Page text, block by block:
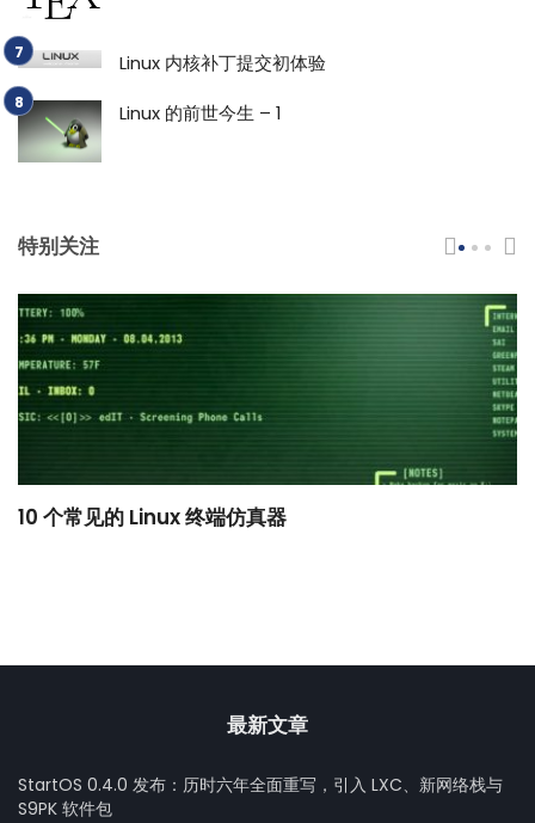
Linux 内核补丁提交初体验
Linux 的前世今生 – 1
特别关注
10 个常见的 Linux 终端仿真器
最新文章
StartOS 0.4.0 发布：历时六年全面重写，引入 LXC、新网络栈与
S9PK 软件包